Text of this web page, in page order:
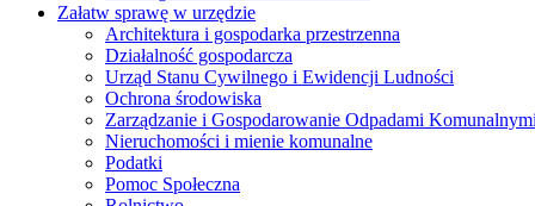
Załatw sprawę w urzędzie
Architektura i gospodarka przestrzenna
Działalność gospodarcza
Urząd Stanu Cywilnego i Ewidencji Ludności
Ochrona środowiska
Zarządzanie i Gospodarowanie Odpadami Komunalnymi
Nieruchomości i mienie komunalne
Podatki
Pomoc Społeczna